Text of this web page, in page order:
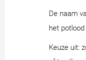
De naam
het
Keuze uit: